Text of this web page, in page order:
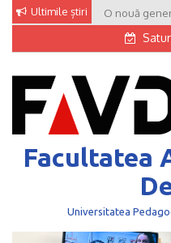
Skip
content
Ultimile știri O nouă
Facultatea
Universitatea